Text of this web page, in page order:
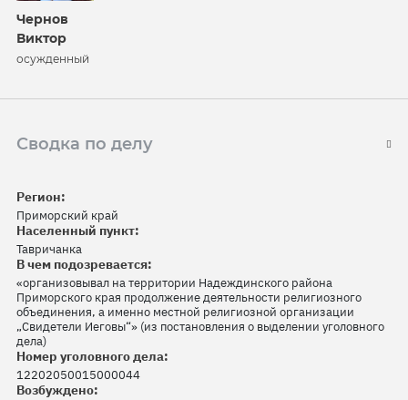
Чернов
Виктор
осужденный
Сводка по делу
Регион:
Приморский край
Населенный пункт:
Тавричанка
В чем подозревается:
«организовывал на территории Надеждинского района
Приморского края продолжение деятельности религиозного
объединения, а именно местной религиозной организации
„Свидетели Иеговы“» (из постановления о выделении уголовного
дела)
Номер уголовного дела:
12202050015000044
Возбуждено: